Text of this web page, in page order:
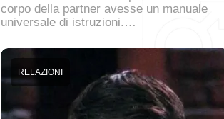
corpo della partner avesse un manuale
universale di istruzioni.…
RELAZIONI